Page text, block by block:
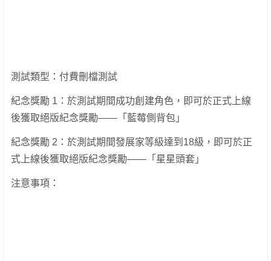
測試類型：付費刪檔測試
紀念獎勵 1：於測試期間成功創建角色，即可於正式上線
後獲取絕版紀念獎勵——「藍莓側背包」
紀念獎勵 2：於測試期間發展家等級達到18級，即可於正
式上線後獲取絕版紀念獎勵——「星星頭套」
注意事項：